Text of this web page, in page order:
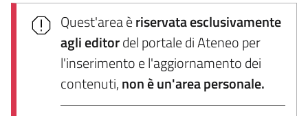
Quest'area èriservata esclusivamente
agli editordel portale di Ateneo per
l'inserimento e l'aggiornamento dei
contenuti,non è un'area personale.